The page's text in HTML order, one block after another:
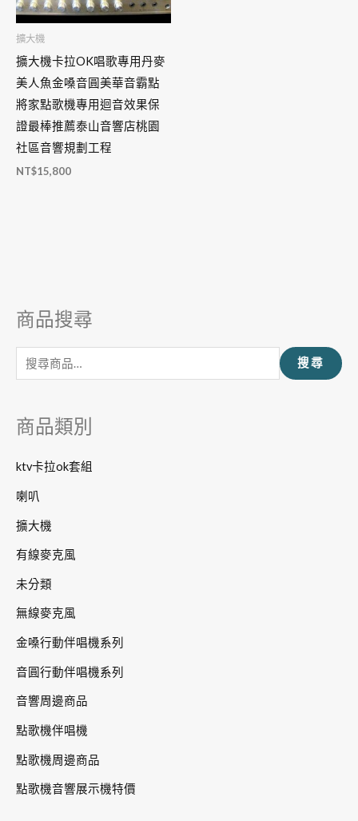
擴大機
擴大機卡拉OK唱歌專用丹麥
美人魚金嗓音圓美華音霸點
將家點歌機專用迴音效果保
證最棒推薦泰山音響店桃園
社區音響規劃工程
NT$15,800
商品搜尋
搜
關
搜尋
商品類別
ktv卡拉ok套組
喇叭
擴大機
有線麥克風
未分類
無線麥克風
金嗓行動伴唱機系列
音圓行動伴唱機系列
音響周邊商品
點歌機伴唱機
點歌機周邊商品
點歌機音響展示機特價